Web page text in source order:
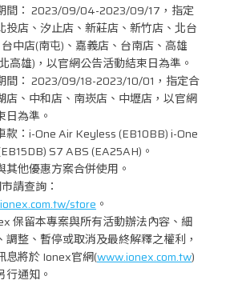
間： 2023/09/04-2023/09/17，指定
投店、汐止店、新莊店、新竹店、北台
中店(南屯)、嘉義店、台南店、高雄
高雄)，以官網公告活動結束日為準。
間： 2023/09/18-2023/10/01，指定合
店、中和店、南崁店、中壢店，以官網
日為準。
款：i-One Air Keyless (EB10BB) i-One
S7 ABS (EA25AH)。
其他優惠方案合併使用。
請查詢：
store 。
保留本專案與所有活動辦法內容、細
調整、暫停或取消及最終解釋之權利，
息將於 Ionex官網(www.ionex.com.tw)
行通知。